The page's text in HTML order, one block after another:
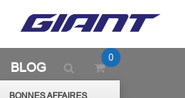
BLOG
0
BONNES AFFAIRES